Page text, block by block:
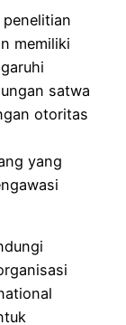
memiliki
satwa
otoritas
yang